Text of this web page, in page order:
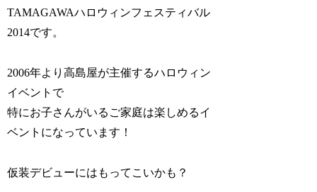
TAMAGAWAハロウィンフェスティバル
2014です。
2006年より高島屋が主催するハロウィン
イベントで
特にお子さんがいるご家庭は楽しめるイ
ベントになっています！
仮装デビューにはもってこいかも？